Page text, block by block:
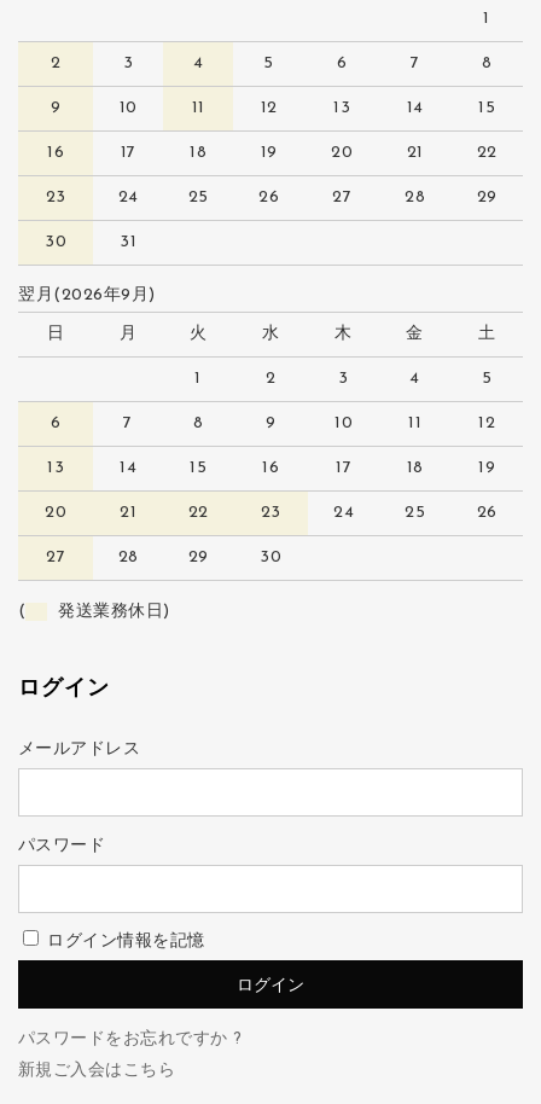
1
2 3 4 5 6 7 8
9 10 11 12 13 14 15
16 17 18 19 20 21 22
23 24 25 26 27 28 29
30 31
翌月(2026年9月)
日 月 火 水 木 金 土
1 2 3 4 5
6 7 8 9 10 11 12
13 14 15 16 17 18 19
20 21 22 23 24 25 26
27 28 29 30
( 発送業務休日)
ログイン
メールアドレス
パスワード
ログイン情報を記憶
パスワードをお忘れですか ?
新規ご入会はこちら